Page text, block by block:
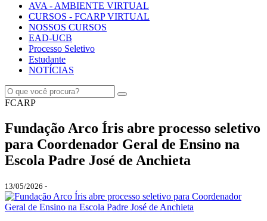
AVA - AMBIENTE VIRTUAL
CURSOS - FCARP VIRTUAL
NOSSOS CURSOS
EAD-UCB
Processo Seletivo
Estudante
NOTÍCIAS
FCARP
Fundação Arco Íris abre processo seletivo
para Coordenador Geral de Ensino na
Escola Padre José de Anchieta
13/05/2026 -